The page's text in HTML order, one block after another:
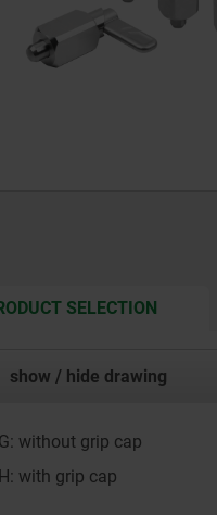
SELECTIONCURRENT
show / hide drawing
without grip cap
with grip cap